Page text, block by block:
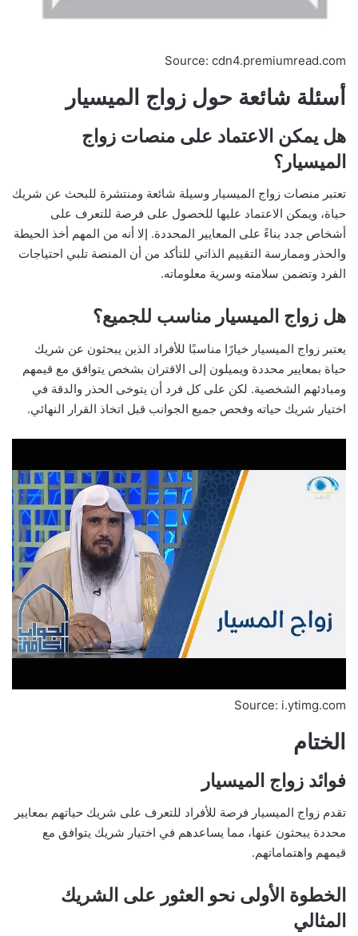
Source: cdn4.premiumread.com
أسئلة شائعة حول زواج الميسيار
هل يمكن الاعتماد على منصات زواج
الميسيار؟
تعتبر منصات زواج الميسيار وسيلة شائعة ومنتشرة للبحث عن شريك
حياة، ويمكن الاعتماد عليها للحصول على فرصة للتعرف على
أشخاص جدد بناءً على المعايير المحددة. إلا أنه من المهم أخذ الحيطة
والحذر وممارسة التقييم الذاتي للتأكد من أن المنصة تلبي احتياجات
الفرد وتضمن سلامته وسرية معلوماته.
هل زواج الميسيار مناسب للجميع؟
يعتبر زواج الميسيار خيارًا مناسبًا للأفراد الذين يبحثون عن شريك
حياة بمعايير محددة ويميلون إلى الاقتران بشخص يتوافق مع قيمهم
ومبادئهم الشخصية. لكن على كل فرد أن يتوخى الحذر والدقة في
اختيار شريك حياته وفحص جميع الجوانب قبل اتخاذ القرار النهائي.
Source: i.ytimg.com
الختام
فوائد زواج الميسيار
تقدم زواج الميسيار فرصة للأفراد للتعرف على شريك حياتهم بمعايير
محددة يبحثون عنها، مما يساعدهم في اختيار شريك يتوافق مع
قيمهم واهتماماتهم.
الخطوة الأولى نحو العثور على الشريك
المثالي